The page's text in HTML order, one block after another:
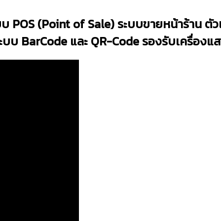
บ POS (Point of Sale) ระบบขายหน้าร้าน ตั
บบ BarCode และ QR-Code รองรับเครื่องแ